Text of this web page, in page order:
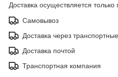
Доставка осуществляется только
Самовывоз
Доставка через
Доставка почтой
Транспортная компания